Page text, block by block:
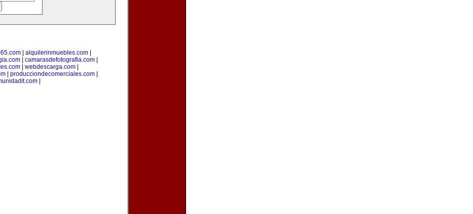
alquilerinmuebles.com
camarasdefotografia.com
| webdescarga.com|
producciondecomerciales.com
|